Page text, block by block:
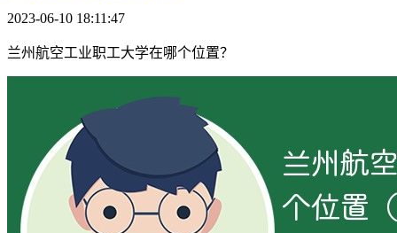
2023-06-10 18:11:47
兰州航空工业职工大学在哪个位置？